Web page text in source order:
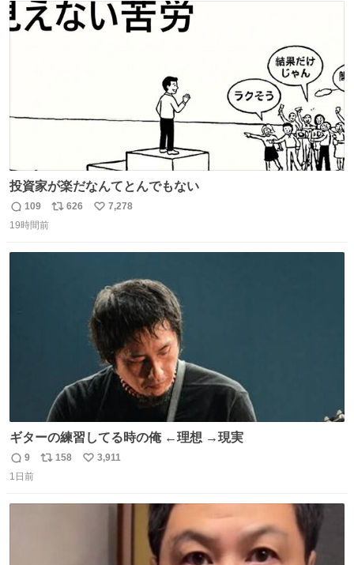
ト
数
数
投資家が楽だなんてとんでもない
返
信
109
リ
626
い
7,278
19時間前
ギターの練習してる時の俺 ←理想 →現実
返
信
9
リ
158
い
3,911
1日前